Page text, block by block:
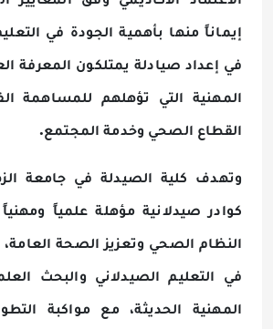
إيماناً منها بأهمية الجودة في
في إعداد صيادلة يمتلكون المعرفة
المهنية التي تؤهلهم للمساهمة
القطاع الصحي وخدمة المجتمع.
وتهدف كلية الصيدلة في جامعة
كوادر صيدلانية مؤهلة علمياً
النظام الصحي وتعزيز الصحة العامة،
في التعليم الصيدلاني والبحث
المهنية الحديثة، مع مواكبة